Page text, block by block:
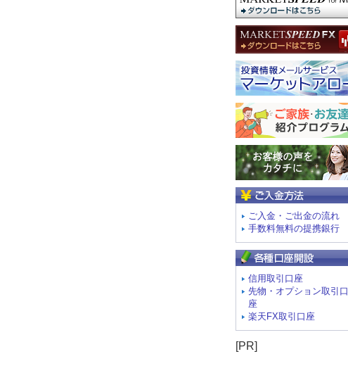
ご入金・ご出金の流れ
手数料無料の提携銀行
信用取引口座
先物・オプション取引口
座
楽天FX取引口座
[PR]